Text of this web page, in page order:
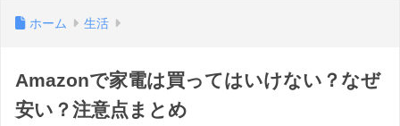
ホーム 生活
Amazonで家電は買ってはいけない？なぜ
安い？注意点まとめ